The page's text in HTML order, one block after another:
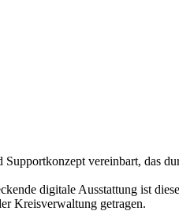
vereinbart, das
digitale Ausstattung ist
Kreisverwaltung getragen.